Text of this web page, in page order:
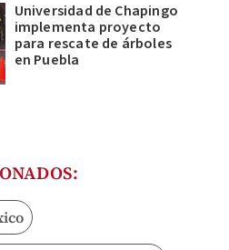
Universidad de Chapingo
implementa proyecto
para rescate de árboles
en Puebla